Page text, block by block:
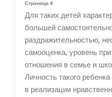
Страница 4
Для таких детей
большей
раздражительностью,
самооценка, уровень
отношения в семье и
Личность такого
в реализации